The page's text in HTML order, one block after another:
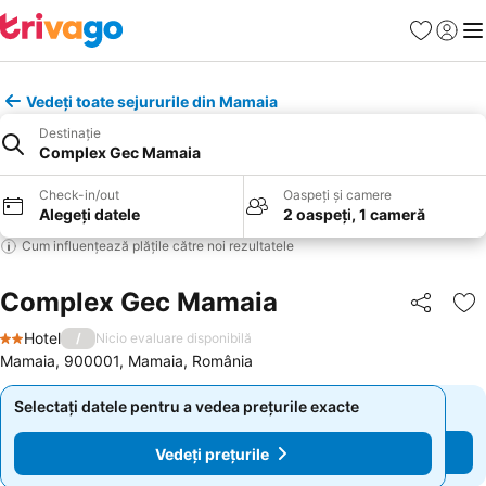
Favorite
Vedeți toate sejururile din Mamaia
Destinație
Complex Gec Mamaia
Check-in/out
Alegeți datele
Oaspeți și camere
2 oaspeți, 1 cameră
Cum influențează plățile către noi rezultatele
Complex Gec Mamaia Distribuiți
2 Stele
Hotel / Nicio evaluare disponibilă
Mamaia, 900001, Mamaia, România
Selectați datele pentru a vedea prețurile exacte
Vedeți prețurile
Selectați datele pentru a vedea prețurile exacte
Vedeți prețurile